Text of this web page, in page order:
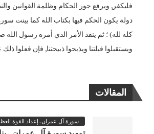
فليكفر, ويرفع جور الحكام وظلمة القوانين
دولة يكون الحكم فيها بكتاب الله كما بينت
كله لله) ؛ ثم ينفذ الأمر الذي أمره رسول الله
ويستقبلوا قبلتنا ويذبحوا ذبيحتنا, فإن فعلوا
المقالات
سورة آل عمران..إعداد القوة